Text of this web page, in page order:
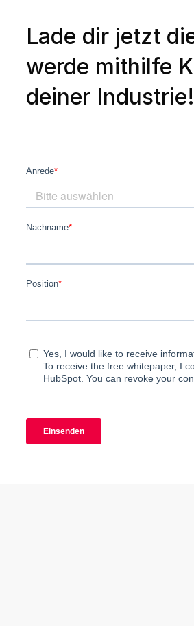
Lade dir jetzt
werde mithilfe
deiner Industrie!